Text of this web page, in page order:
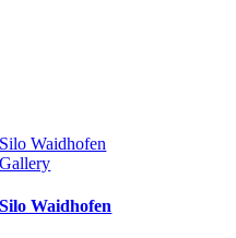
Silo Waidhofen
Gallery
Silo Waidhofen